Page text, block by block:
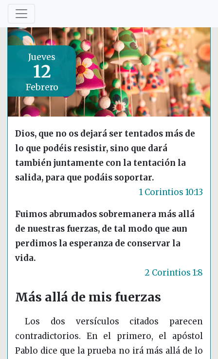
Jueves
12
Febrero
Dios, que no os dejará ser tentados más de
lo que podéis resistir, sino que dará
también juntamente con la tentación la
salida, para que podáis soportar.
1 Corintios 10:13
Fuimos abrumados sobremanera más allá
de nuestras fuerzas, de tal modo que aun
perdimos la esperanza de conservar la
vida.
2 Corintios 1:8
Más allá de mis fuerzas
Los dos versículos citados parecen
contradictorios. En el primero, el apóstol
Pablo dice que la prueba no irá más allá de lo